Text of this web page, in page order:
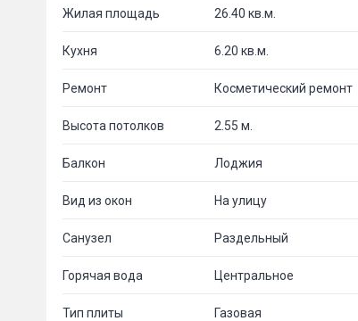
Жилая площадь 26.40 кв.м.
Кухня 6.20 кв.м.
Ремонт Косметический ремонт
Высота потолков 2.55 м.
Балкон Лоджия
Вид из окон На улицу
Санузел Раздельный
Горячая вода Центральное
Тип плиты Газовая